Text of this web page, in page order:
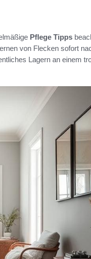
Pflege Tipps
von Flecken sofort
Lagern an einem